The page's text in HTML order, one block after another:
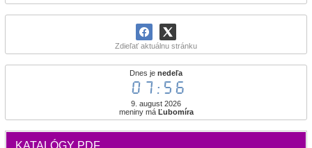
Zdieľať aktuálnu stránku
Dnes je nedeľa
07:56
9. august 2026
meniny má Ľubomíra
KATALÓGY PDF